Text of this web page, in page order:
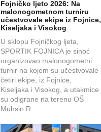
Fojničko ljeto 2026: Na
malonogometnom turniru
učestvovale ekipe iz Fojnice,
Kiseljaka i Visokog
U sklopu Fojničkog ljeta,
SPORTIK FOJNICA je sinoć
organizovao malonogometni
turnir na kojem su učestvovale
četiri ekipe, iz Fojnice,
Kiseljaka i Visokog, a utakmice
su odigrane na terenu OŠ
Muhsin R...